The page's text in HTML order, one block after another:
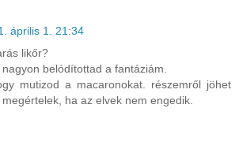
április 1. 21:34
likőr?
belódítottad a fantáziám.
mutizod a macaronokat. részemről jöhet
ha az elvek nem engedik.